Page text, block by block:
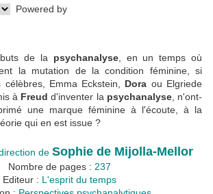
Powered by
de la psychanalyse, en un temps où
la mutation de la condition féminine, si
célèbres, Emma Eckstein, Dora ou Elgriede
à Freud d'inventer la psychanalyse, n'ont-
une marque féminine à l'écoute, à la
qui en est issue ?
de Sophie de Mijolla-Mellor
Nombre de pages : 237
Editeur : L'esprit du temps